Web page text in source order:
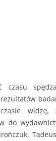
czasu
widzę,
do